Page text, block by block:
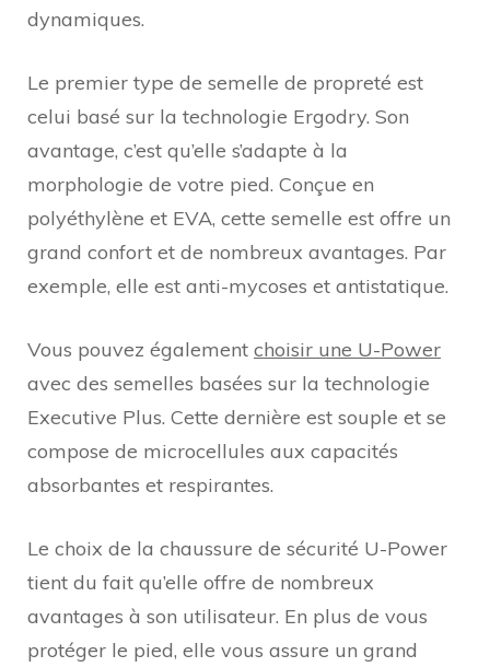
dynamiques.
Le premier type de semelle de propreté est
celui basé sur la technologie Ergodry. Son
avantage, c’est qu’elle s’adapte à la
morphologie de votre pied. Conçue en
polyéthylène et EVA, cette semelle est offre un
grand confort et de nombreux avantages. Par
exemple, elle est anti-mycoses et antistatique.
Vous pouvez également choisir une U-Power
avec des semelles basées sur la technologie
Executive Plus. Cette dernière est souple et se
compose de microcellules aux capacités
absorbantes et respirantes.
Le choix de la chaussure de sécurité U-Power
tient du fait qu’elle offre de nombreux
avantages à son utilisateur. En plus de vous
protéger le pied, elle vous assure un grand